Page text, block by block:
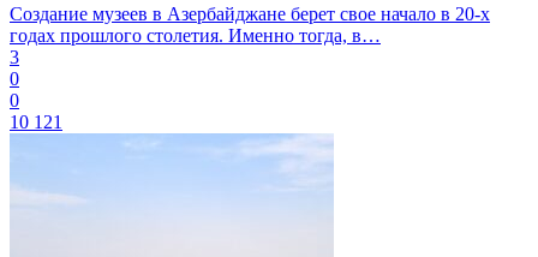
Создание музеев в Азербайджане берет свое начало в 20-х
годах прошлого столетия. Именно тогда, в…
3
0
0
10 121